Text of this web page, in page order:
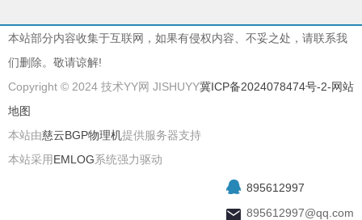
本站部分内容收集于互联网，如果有侵权内容、不妥之处，请联系我
们删除。敬请谅解!
Copyright © 2024 技术YY网 JISHUYY冀ICP备2024078474号-2-网站
地图
本站由慈云BGP物理机提供服务器支持
本站采用EMLOG系统强力驱动
895612997
895612997@qq.com